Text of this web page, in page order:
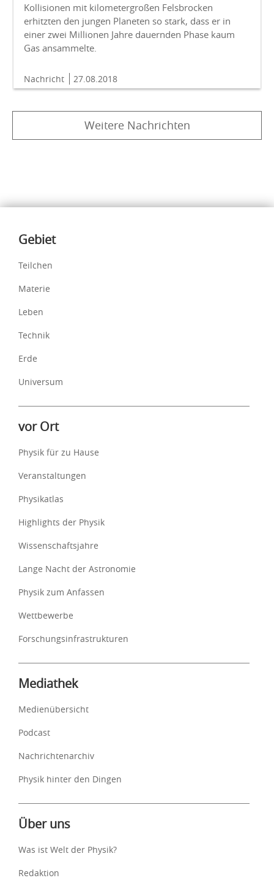
Kollisionen mit kilometergroßen Felsbrocken
erhitzten den jungen Planeten so stark, dass er in
einer zwei Millionen Jahre dauernden Phase kaum
Gas ansammelte.
Nachricht 27.08.2018
Weitere Nachrichten
Inhalte
Gebiet
Teilchen
Materie
Leben
Technik
Erde
Universum
vor Ort
Physik für zu Hause
Veranstaltungen
Physikatlas
Highlights der Physik
Wissenschaftsjahre
Lange Nacht der Astronomie
Physik zum Anfassen
Wettbewerbe
Forschungsinfrastrukturen
Mediathek
Medienübersicht
Podcast
Nachrichtenarchiv
Physik hinter den Dingen
Über uns
Was ist Welt der Physik?
Redaktion